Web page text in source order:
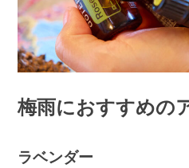
梅雨におすすめの
ラベンダー